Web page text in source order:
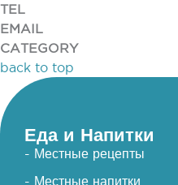
TEL
EMAIL
CATEGORY
back to top
Еда и Напитки
- Местные рецепты
- Местные напитки